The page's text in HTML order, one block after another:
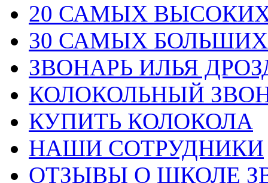
20 САМЫХ
30 САМЫХ
ЗВОНАРЬ ИЛЬЯ
КОЛОКОЛЬНЫЙ ЗВОН
КУПИТЬ КОЛОКОЛА
НАШИ СОТРУДНИКИ
ОТЗЫВЫ О ШКОЛЕ